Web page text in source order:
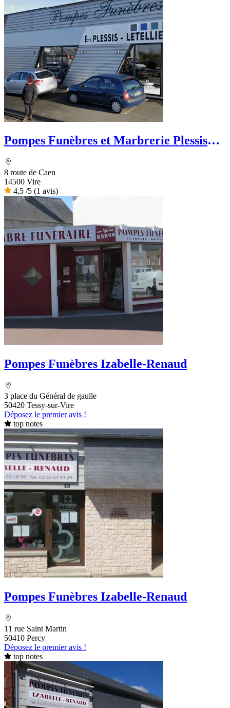
Pompes Funèbres et Marbrerie Plessis
8 route de Caen
14500 Vire
4,5 /5 (1 avis)
Pompes Funèbres Izabelle-Renaud
3 place du Général de gaulle
50420 Tessy-sur-Vire
Déposez le premier avis !
top notes
Pompes Funèbres Izabelle-Renaud
11 rue Saint Martin
50410 Percy
Déposez le premier avis !
top notes